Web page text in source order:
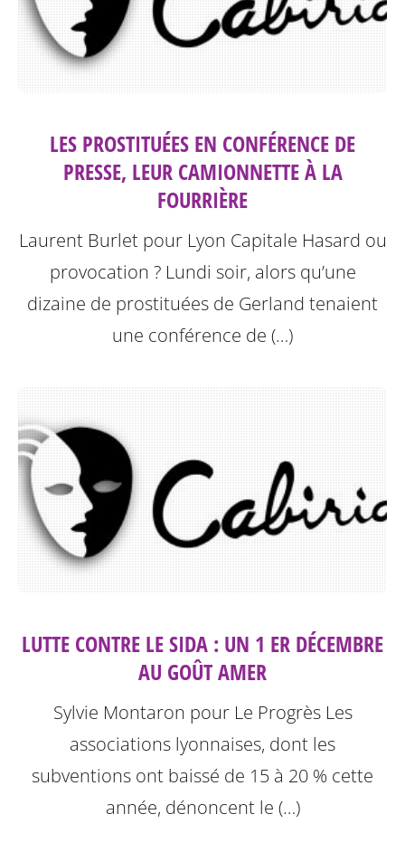
LES PROSTITUÉES EN CONFÉRENCE DE
PRESSE, LEUR CAMIONNETTE À LA
FOURRIÈRE
Laurent Burlet pour Lyon Capitale Hasard ou
provocation ? Lundi soir, alors qu’une
dizaine de prostituées de Gerland tenaient
une conférence de (…)
LUTTE CONTRE LE SIDA : UN 1 ER DÉCEMBRE
AU GOÛT AMER
Sylvie Montaron pour Le Progrès Les
associations lyonnaises, dont les
subventions ont baissé de 15 à 20 % cette
année, dénoncent le (…)